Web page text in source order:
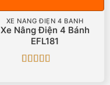
XE NÂNG ĐIỆN 4 BÁNH
Xe Nâng Điện 4 Bánh
EFL181